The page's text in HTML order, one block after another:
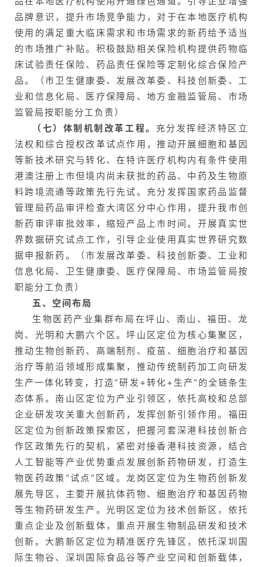
品牌意识，提升市场竞争能力，对于在本地医疗机构
使用的满足重大临床需求和市场需求的新药给予适当
的市场推广补贴。积极鼓励相关保险机构提供药物临
床试验责任保险、药品责任保险等定制化综合保险产
品。（市卫生健康委、发展改革委、科技创新委、工
业和信息化局、医疗保障局、地方金融监管局、市场
监管局按职能分工负责）
（七）体制机制改革工程。 充分发挥经济特区立
法权和综合授权改革试点作用，推动开展细胞和基因
等新技术研究与转化、在特许医疗机构内有条件使用
港澳注册上市但境内尚未获批的药品、中药及生物原
料跨境流通等政策先行先试。充分发挥国家药品监督
管理局药品审评检查大湾区分中心作用，提升我市创
新药审评审批效率，缩短产品上市时间。开展真实世
界数据研究试点工作，引导企业使用真实世界研究数
据申报新药。（市发展改革委、科技创新委、工业和
信息化局、卫生健康委、医疗保障局、市场监管局按
职能分工负责）
五、空间布局
生物医药产业集群布局在坪山、南山、福田、龙
岗、光明和大鹏六个区。坪山区定位为核心集聚区，
推动生物创新药、高端制剂、疫苗、细胞治疗和基因
治疗等前沿领域形成集聚，推动传统制药加工向研发
生产一体化转变，打造“研发+转化+生产”的全链条生
态体系。南山区定位为产业引领区，依托高校和总部
企业研发攻关重大创新药，发挥创新引领作用。福田
区定位为创新政策探索区，把握河套深港科技创新合
作区政策先行的契机，紧密对接香港科技资源，结合
人工智能等产业优势重点发展创新药物研发，打造生
物医药政策“试点”区域。龙岗区定位为生物药创新发
展先导区，主要开展抗体药物、细胞治疗和基因药物
等生物药研发生产。光明区定位为技术创新区，依托
重点企业及创新载体，重点开展生物制品研发和技术
创新。大鹏新区定位为精准医疗先锋区，依托深圳国
际生物谷、深圳国际食品谷等产业空间和创新载体，